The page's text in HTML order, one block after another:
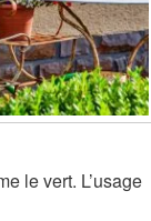
le vert. L’usage